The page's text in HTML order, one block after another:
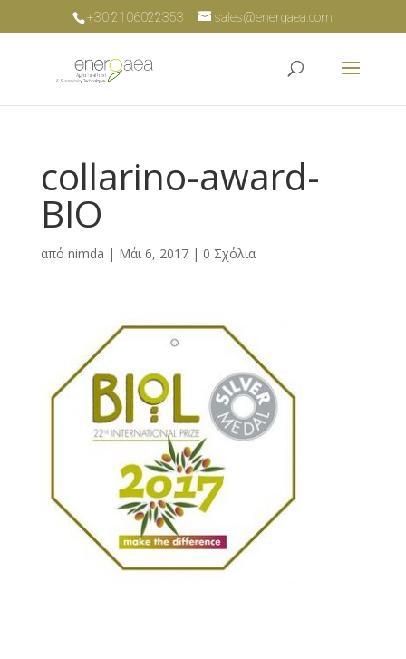
+30 2106022353 sales@energaea.com
collarino-award-
BIO
από nimda | Μάι 6, 2017| 0 Σχόλια